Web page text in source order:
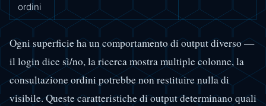
ordini
Ogni superficie ha un comportamento di output diverso —
il login dice sì/no, la ricerca mostra multiple colonne, la
consultazione ordini potrebbe non restituire nulla di
visibile. Queste caratteristiche di output determinano quali